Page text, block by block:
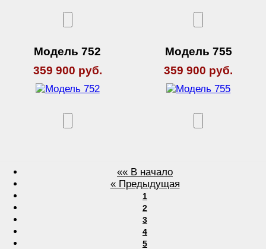
Модель 752
359 900 руб.
Модель 755
359 900 руб.
«« В начало
« Предыдущая
1
2
3
4
5